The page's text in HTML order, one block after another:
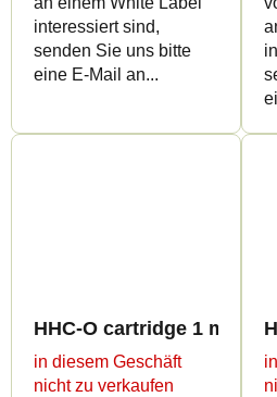
interessiert sind,
senden Sie uns bitte
eine E-Mail an...
HHC-O cartridge 1 ml
in diesem Geschäft
nicht zu verkaufen